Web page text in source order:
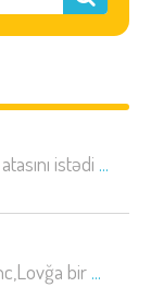
istədi ...
bir ...